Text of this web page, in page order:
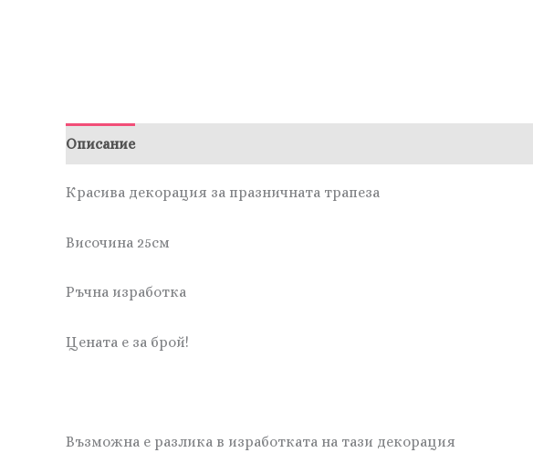
Описание
Красива декорация за празничната трапеза
Височина 25см
Ръчна изработка
Цената е за брой!
Възможна е разлика в изработката на тази декорация